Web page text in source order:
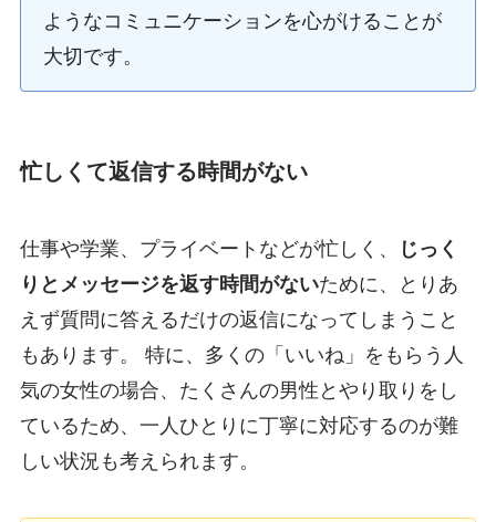
ようなコミュニケーションを心がけることが
大切です。
忙しくて返信する時間がない
仕事や学業、プライベートなどが忙しく、
じっく
りとメッセージを返す時間がないために、とりあ
えず質問に答えるだけの返信になってしまうこと
もあります。 特に、多くの「いいね」をもらう人
気の女性の場合、たくさんの男性とやり取りをし
ているため、一人ひとりに丁寧に対応するのが難
しい状況も考えられます。